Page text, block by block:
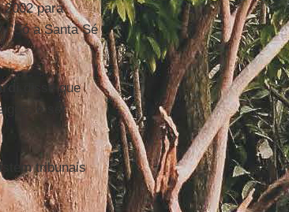
para
"Só a Santa Sé
disse que
e ser
tribunais